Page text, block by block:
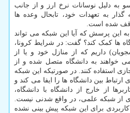
به دلیل نوسانات نرخ ارز و از جانب
به تعهدات خود، تابحال وعده ها
شده است.
این پرسش که آیا این شبکه می تواند
ها کمک کند؟ گفت: در شرایط کرونا،
داریم که از منازل خود و یا از
خواهند به دانشگاه متصل شده و از
استفاده کنند. در صورتیکه این شبکه
بین دانشگاه ها را ایفا می کند و
از خارج از دانشگاه با دانشگاه،
از شبکه علمی، در واقع شدنی نیست.
کاربردی برای این شبکه پیش بینی نشده